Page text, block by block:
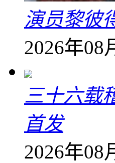
演员黎彼
2026年08
三十六载
首发
2026年08